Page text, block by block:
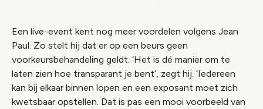
Een live-event kent nog meer voordelen volgens Jean
Paul. Zo stelt hij dat er op een beurs geen
voorkeursbehandeling geldt. ‘Het is dé manier om te
laten zien hoe transparant je bent’, zegt hij. ‘Iedereen
kan bij elkaar binnen lopen en een exposant moet zich
kwetsbaar opstellen. Dat is pas een mooi voorbeeld van